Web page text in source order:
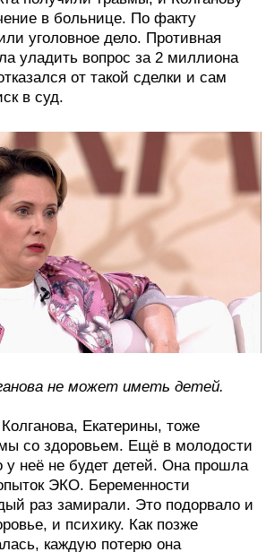
в больнице. По факту
уголовное дело. Противная
уладить вопрос за 2 миллиона
от такой сделки и сам
в суд.
не может иметь детей.
Екатерины, тоже
со здоровьем. Ещё в молодости
у неё не будет детей. Она прошла
ЭКО. Беременности
раз замирали. Это подорвало и
и психику. Как позже
каждую потерю она